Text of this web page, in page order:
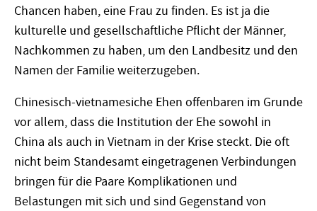
Chancen haben, eine Frau zu finden. Es ist ja die
kulturelle und gesellschaftliche Pflicht der Männer,
Nachkommen zu haben, um den Landbesitz und den
Namen der Familie weiterzugeben.
Chinesisch-vietnamesiche Ehen offenbaren im Grunde
vor allem, dass die Institution der Ehe sowohl in
China als auch in Vietnam in der Krise steckt. Die oft
nicht beim Standesamt eingetragenen Verbindungen
bringen für die Paare Komplikationen und
Belastungen mit sich und sind Gegenstand von